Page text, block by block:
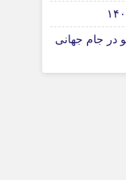
در جام جهانی